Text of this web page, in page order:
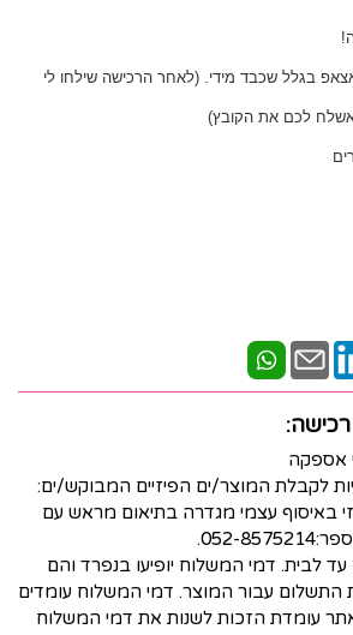
בגלל שכבד מידי. (לאחר הרכישה שילחו לי
אספקה
באיסוף עצמי מגדרה בתיאום מראש עם
לבית. דמי המשלוח יופיעו בנפרד והם
התשלום עבור המוצר. דמי המשלוח עומדים
האתר עומדת הזכות לשנות את דמי המשלוח